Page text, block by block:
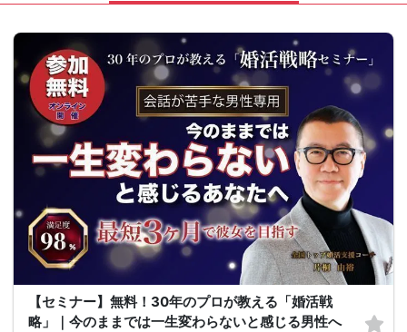
【セミナー】無料！30年のプロが教える「婚活戦
略」｜今のままでは一生変わらないと感じる男性へ